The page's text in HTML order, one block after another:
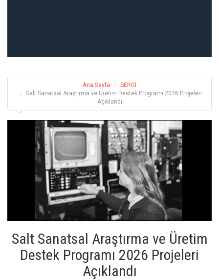
Ana Sayfa
SERGİ
Salt Sanatsal Araştırma ve Üretim Destek Programı 2026 Projeleri
Açıklandı
Salt Sanatsal Araştırma ve Üretim
Destek Programı 2026 Projeleri
Açıklandı